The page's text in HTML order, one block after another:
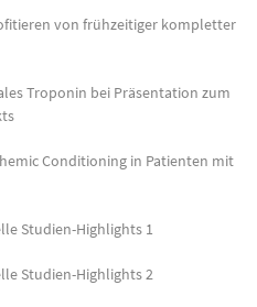
von frühzeitiger kompletter
Troponin bei Präsentation zum
Conditioning in Patienten mit
Studien-Highlights 1
Studien-Highlights 2